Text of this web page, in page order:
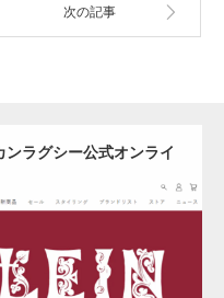
次の記事
ラグシー公式オンライ